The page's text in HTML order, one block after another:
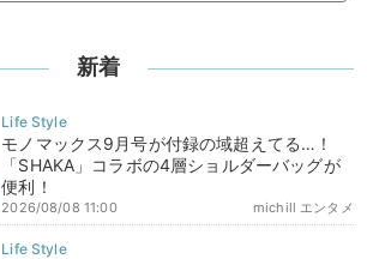
新着
モノマックス9月号が付録の域超えてる…！
「SHAKA」コラボの4層ショルダーバッグが
便利！
michill エンタメ
2026/08/08 11:00